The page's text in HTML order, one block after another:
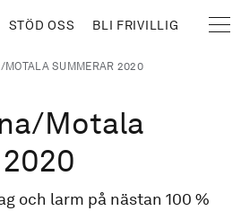
STÖD OSS BLI FRIVILLIG
MOTALA SUMMERAR 2020
Motala
och larm på nästan 100 %